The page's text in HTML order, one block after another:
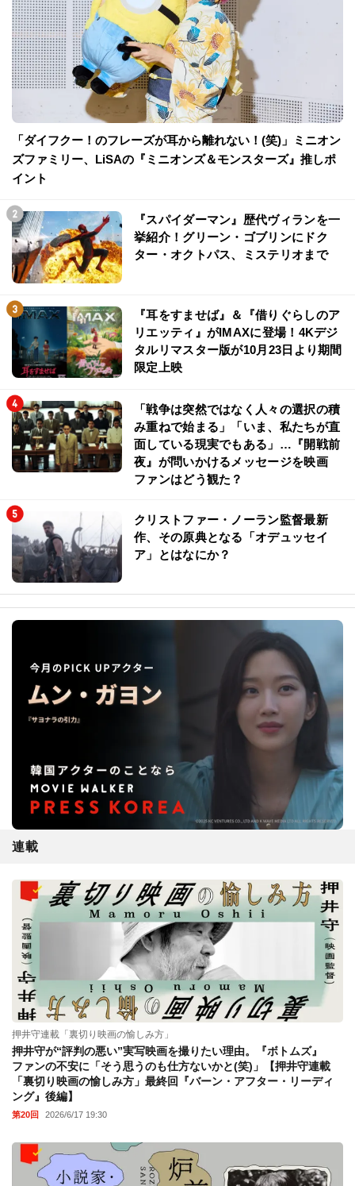
「ダイフクー！のフレーズが耳から離れない！(笑)」ミニオン
ズファミリー、LiSAの『ミニオンズ＆モンスターズ』推しポ
イント
『スパイダーマン』歴代ヴィランを一
挙紹介！グリーン・ゴブリンにドク
ター・オクトパス、ミステリオまで
『耳をすませば』＆『借りぐらしのア
リエッティ』がIMAXに登場！4Kデジ
タルリマスター版が10月23日より期間
限定上映
「戦争は突然ではなく人々の選択の積
み重ねで始まる」「いま、私たちが直
面している現実でもある」…『開戦前
夜』が問いかけるメッセージを映画
ファンはどう観た？
クリストファー・ノーラン監督最新
作、その原典となる「オデュッセイ
ア」とはなにか？
連載
押井守連載「裏切り映画の愉しみ方」
押井守が“評判の悪い”実写映画を撮りたい理由。『ボトムズ』
ファンの不安に「そう思うのも仕方ないかと(笑)」【押井守連載
「裏切り映画の愉しみ方」最終回『バーン・アフター・リーディ
ング』後編】
第20回 2026/6/17 19:30